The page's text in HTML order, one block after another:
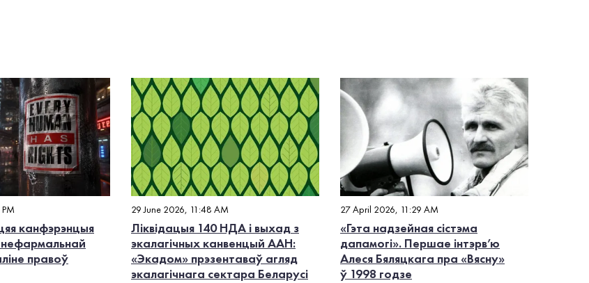
канфэрэнцыя
правоў
29 June 2026, 11:48 AM
Ліквідацыя 140 НДА і выхад з
экалагiчных канвенцый ААН:
«Экадом» прэзентаваў агляд
экалагічнага сектара Беларусі
27 April 2026, 11:29 AM
«Гэта надзейная сістэма
дапамогі». Першае інтэрв’ю
Алеся Бяляцкага пра «Вясну»
ў 1998 годзе